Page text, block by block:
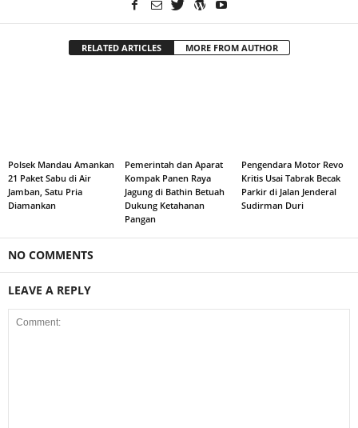
RELATED ARTICLES MORE FROM AUTHOR
Polsek Mandau Amankan
21 Paket Sabu di Air
Jamban, Satu Pria
Diamankan
Pemerintah dan Aparat
Kompak Panen Raya
Jagung di Bathin Betuah
Dukung Ketahanan
Pangan
Pengendara Motor Revo
Kritis Usai Tabrak Becak
Parkir di Jalan Jenderal
Sudirman Duri
NO COMMENTS
LEAVE A REPLY